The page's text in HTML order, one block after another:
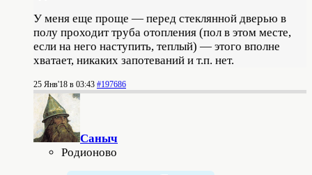
У меня еще проще — перед стеклянной дверью в
полу проходит труба отопления (пол в этом месте,
если на него наступить, теплый) — этого вполне
хватает, никаких запотеваний и т.п. нет.
25 Янв'18 в 03:43 #197686
Саныч
Родионово